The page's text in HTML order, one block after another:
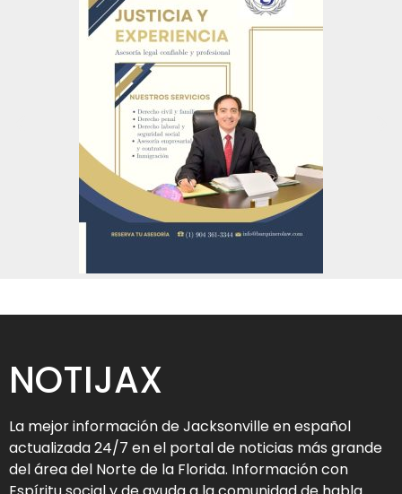
NOTIJAX
La mejor información de Jacksonville en español
actualizada 24/7 en el portal de noticias más grande
del área del Norte de la Florida. Información con